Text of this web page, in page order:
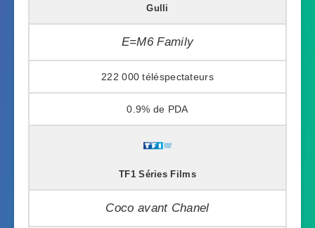
Gulli
E=M6 Family
222 000
0.9%
TF1 Séries Films
Coco avant Chanel